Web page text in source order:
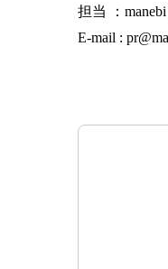
担当 ：
E-mail :